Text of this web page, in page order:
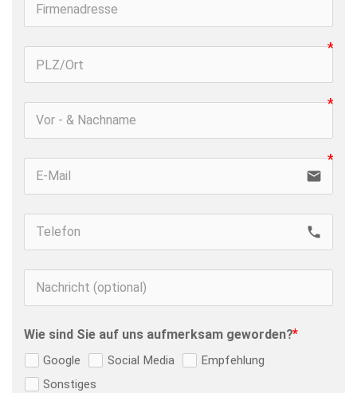
email
call
Wie sind Sie auf uns aufmerksam geworden?
Google Social Media
Empfehlung
Sonstiges